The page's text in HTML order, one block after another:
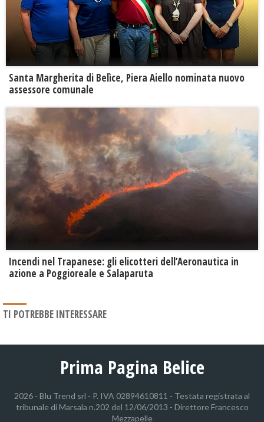
Santa Margherita di Belìce, Piera Aiello nominata nuovo
assessore comunale
Incendi nel Trapanese: gli elicotteri dell’Aeronautica in
azione a Poggioreale e Salaparuta
TI POTREBBE INTERESSARE
Prima Pagina Belice
2026 - Blu Trend srl - P. IVA 02894610811 - Testata registrata al
tribunale di Marsala n.202 del 12/06/2013 - Direttore Francesco
Mezzapelle